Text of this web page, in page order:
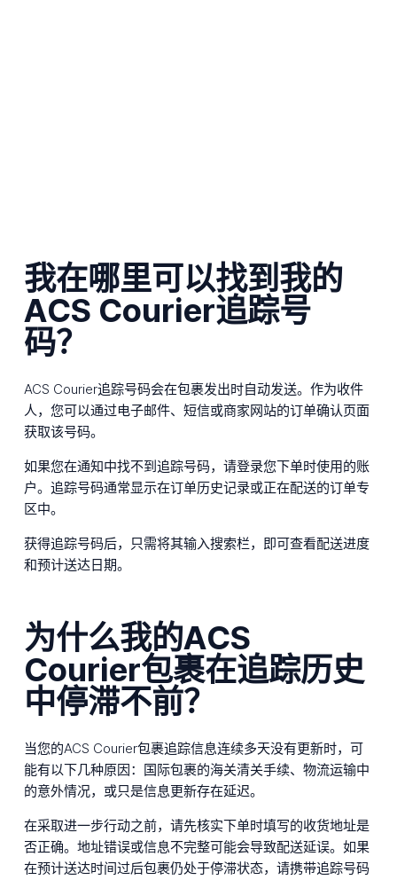
我在哪里可以找到我的
ACS Courier追踪号
码？
ACS Courier追踪号码会在包裹发出时自动发送。作为收件
人，您可以通过电子邮件、短信或商家网站的订单确认页面
获取该号码。
如果您在通知中找不到追踪号码，请登录您下单时使用的账
户。追踪号码通常显示在订单历史记录或正在配送的订单专
区中。
获得追踪号码后，只需将其输入搜索栏，即可查看配送进度
和预计送达日期。
为什么我的ACS
Courier包裹在追踪历史
中停滞不前？
当您的ACS Courier包裹追踪信息连续多天没有更新时，可
能有以下几种原因：国际包裹的海关清关手续、物流运输中
的意外情况，或只是信息更新存在延迟。
在采取进一步行动之前，请先核实下单时填写的收货地址是
否正确。地址错误或信息不完整可能会导致配送延误。如果
在预计送达时间过后包裹仍处于停滞状态，请携带追踪号码